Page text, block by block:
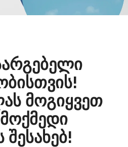
მოგიყვეთ
შესახებ!